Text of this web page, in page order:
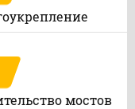
мостов